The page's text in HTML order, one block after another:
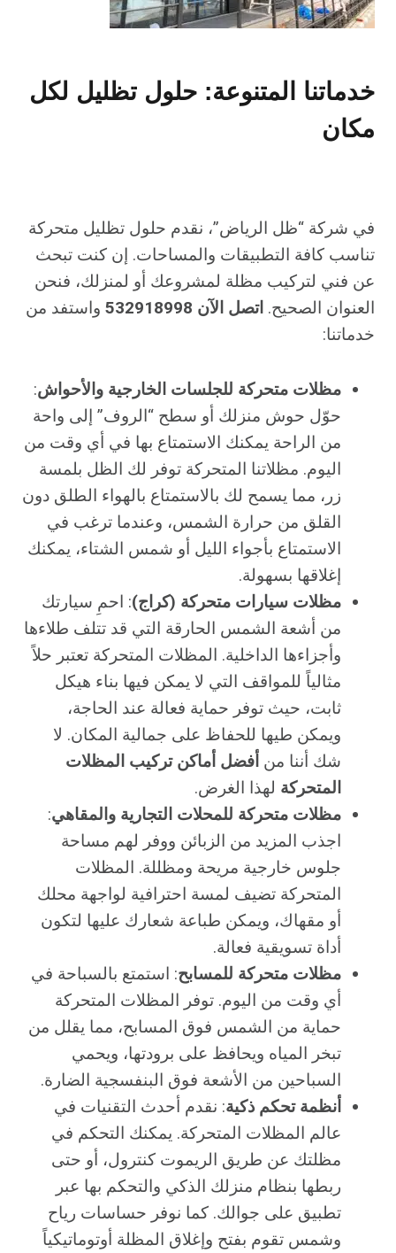
خدماتنا المتنوعة: حلول تظليل لكل
مكان
في شركة “ظل الرياض”، نقدم حلول تظليل متحركة
تناسب كافة التطبيقات والمساحات. إن كنت تبحث
عن فني لتركيب مظلة لمشروعك أو لمنزلك، فنحن
العنوان الصحيح. اتصل الآن 532918998
واستفد من
خدماتنا:
مظلات متحركة للجلسات الخارجية والأحواش:
حوّل حوش منزلك أو سطح “الروف” إلى واحة
من الراحة يمكنك الاستمتاع بها في أي وقت من
اليوم. مظلاتنا المتحركة توفر لك الظل بلمسة
زر، مما يسمح لك بالاستمتاع بالهواء الطلق دون
القلق من حرارة الشمس، وعندما ترغب في
الاستمتاع بأجواء الليل أو شمس الشتاء، يمكنك
إغلاقها بسهولة.
مظلات سيارات متحركة (كراج): احمِ سيارتك
من أشعة الشمس الحارقة التي قد تتلف طلاءها
وأجزاءها الداخلية. المظلات المتحركة تعتبر حلاً
مثالياً للمواقف التي لا يمكن فيها بناء هيكل
ثابت، حيث توفر حماية فعالة عند الحاجة،
ويمكن طيها للحفاظ على جمالية المكان. لا
شك أننا من أفضل أماكن تركيب المظلات
المتحركة لهذا الغرض.
مظلات متحركة للمحلات التجارية والمقاهي:
اجذب المزيد من الزبائن ووفر لهم مساحة
جلوس خارجية مريحة ومظللة. المظلات
المتحركة تضيف لمسة احترافية لواجهة محلك
أو مقهاك، ويمكن طباعة شعارك عليها لتكون
أداة تسويقية فعالة.
مظلات متحركة للمسابح: استمتع بالسباحة في
أي وقت من اليوم. توفر المظلات المتحركة
حماية من الشمس فوق المسابح، مما يقلل من
تبخر المياه ويحافظ على برودتها، ويحمي
السباحين من الأشعة فوق البنفسجية الضارة.
أنظمة تحكم ذكية: نقدم أحدث التقنيات في
عالم المظلات المتحركة. يمكنك التحكم في
مظلتك عن طريق الريموت كنترول، أو حتى
ربطها بنظام منزلك الذكي والتحكم بها عبر
تطبيق على جوالك. كما نوفر حساسات رياح
وشمس تقوم بفتح وإغلاق المظلة أوتوماتيكياً